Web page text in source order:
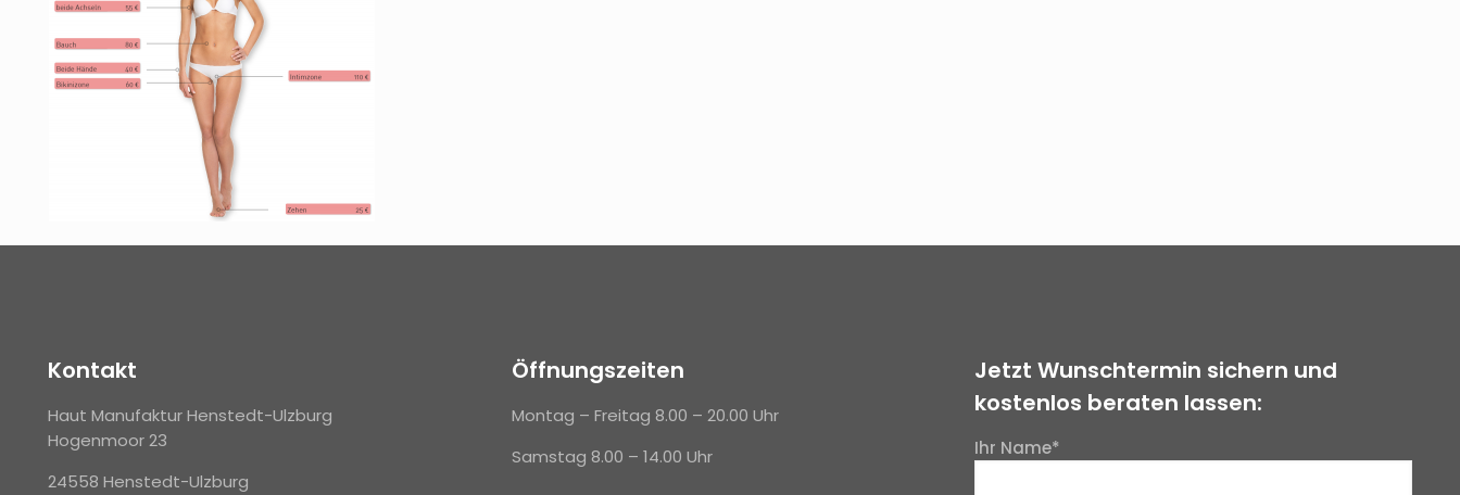
Kontakt
Haut Manufaktur Henstedt-Ulzburg
Hogenmoor 23
24558 Henstedt-Ulzburg
Öffnungszeiten
Montag – Freitag 8.00 – 20.00 Uhr
Samstag 8.00 – 14.00 Uhr
Jetzt Wunschtermin sichern und
kostenlos beraten lassen:
Ihr Name*